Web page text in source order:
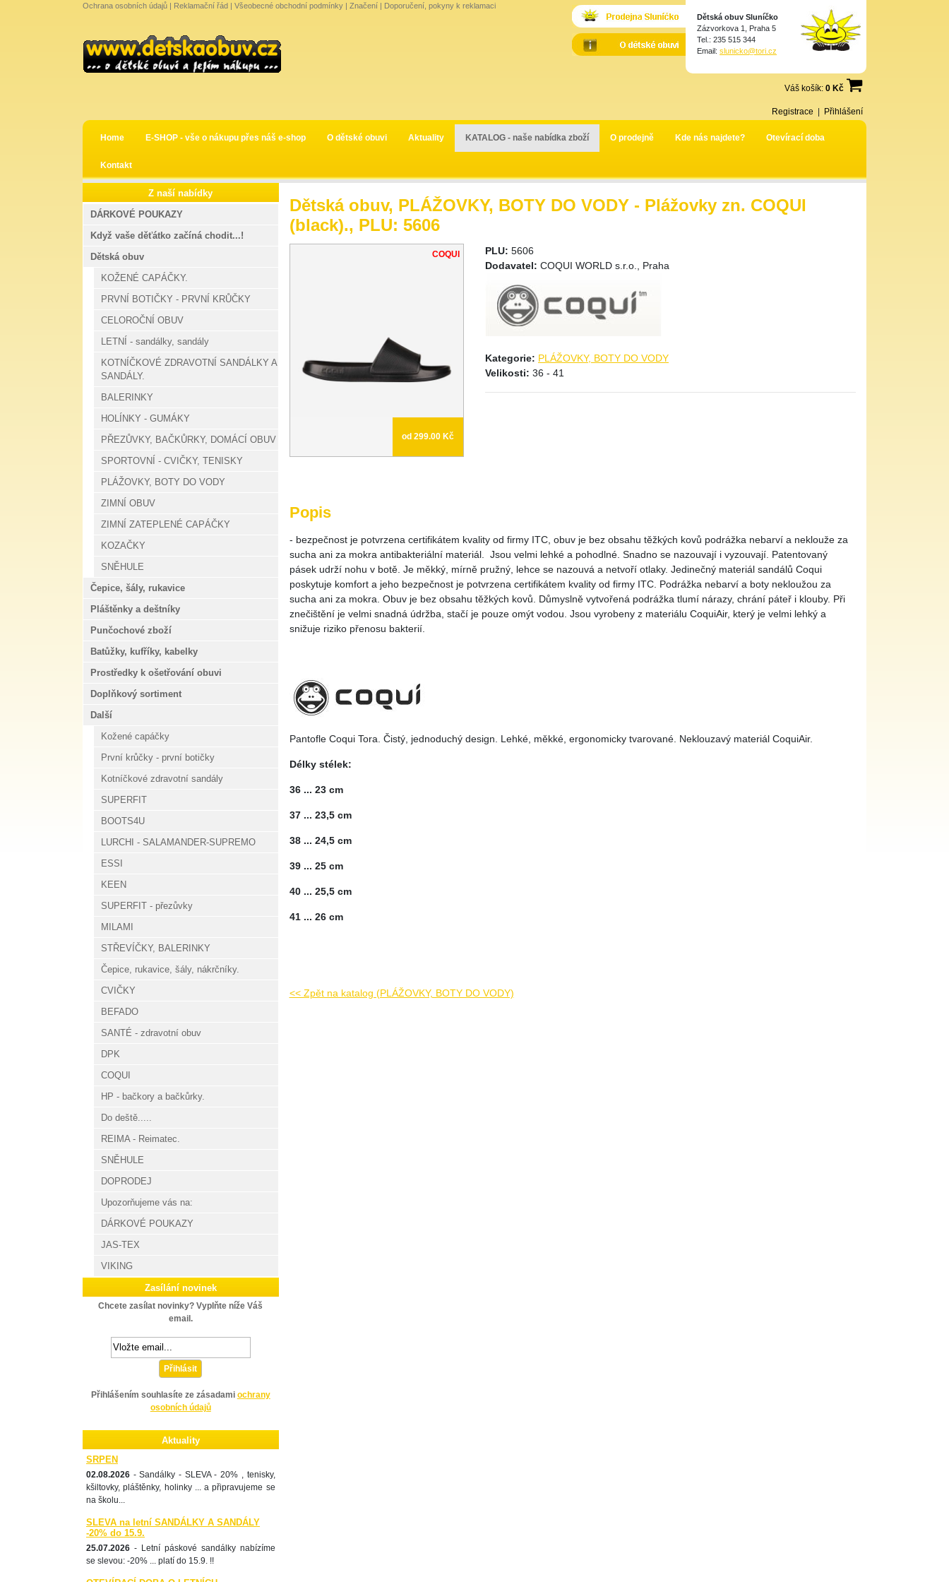
Ochrana osobních údajů | Reklamační řád | Všeobecné obchodní podmínky | Značení | Doporučení, pokyny k reklamaci
Dětská obuv Sluníčko
Zázvorkova 1, Praha 5
Tel.: 235 515 344
Email: slunicko@tori.cz
Váš košík: 0 Kč
Registrace Přihlášení
Home E-SHOP - vše o nákupu přes náš e-shop O dětské obuvi Aktuality KATALOG - naše nabídka zboží O prodejně Kde nás najdete? Otevírací doba
Kontakt
Dětská obuv, PLÁŽOVKY, BOTY DO VODY - Plážovky zn. COQUI
(black)., PLU: 5606
COQUI
od 299.00 Kč
PLU: 5606
Dodavatel: COQUI WORLD s.r.o., Praha
Kategorie: PLÁŽOVKY, BOTY DO VODY
Velikosti: 36 - 41
Popis
- bezpečnost je potvrzena certifikátem kvality od firmy ITC, obuv je bez obsahu těžkých kovů podrážka nebarví a neklouže za
sucha ani za mokra antibakteriální materiál. Jsou velmi lehké a pohodlné. Snadno se nazouvají i vyzouvají. Patentovaný
pásek udrží nohu v botě. Je měkký, mírně pružný, lehce se nazouvá a netvoří otlaky. Jedinečný materiál sandálů Coqui
poskytuje komfort a jeho bezpečnost je potvrzena certifikátem kvality od firmy ITC. Podrážka nebarví a boty nekloužou za
sucha ani za mokra. Obuv je bez obsahu těžkých kovů. Důmyslně vytvořená podrážka tlumí nárazy, chrání páteř i klouby. Při
znečištění je velmi snadná údržba, stačí je pouze omýt vodou. Jsou vyrobeny z materiálu CoquiAir, který je velmi lehký a
snižuje riziko přenosu bakterií.
Pantofle Coqui Tora. Čistý, jednoduchý design. Lehké, měkké, ergonomicky tvarované. Neklouzavý materiál CoquiAir.
Délky stélek:
36 ... 23 cm
37 ... 23,5 cm
38 ... 24,5 cm
39 ... 25 cm
40 ... 25,5 cm
41 ... 26 cm
<< Zpět na katalog (PLÁŽOVKY, BOTY DO VODY)
Z naší nabídky
DÁRKOVÉ POUKAZY
Když vaše děťátko začíná chodit...!
Dětská obuv
KOŽENÉ CAPÁČKY.
PRVNÍ BOTIČKY - PRVNÍ KRŮČKY
CELOROČNÍ OBUV
LETNÍ - sandálky, sandály
KOTNÍČKOVÉ ZDRAVOTNÍ SANDÁLKY A
SANDÁLY.
BALERINKY
HOLÍNKY - GUMÁKY
PŘEZŮVKY, BAČKŮRKY, DOMÁCÍ OBUV
SPORTOVNÍ - CVIČKY, TENISKY
PLÁŽOVKY, BOTY DO VODY
ZIMNÍ OBUV
ZIMNÍ ZATEPLENÉ CAPÁČKY
KOZAČKY
SNĚHULE
Čepice, šály, rukavice
Pláštěnky a deštníky
Punčochové zboží
Batůžky, kufříky, kabelky
Prostředky k ošetřování obuvi
Doplňkový sortiment
Další
Kožené capáčky
První krůčky - první botičky
Kotníčkové zdravotní sandály
SUPERFIT
BOOTS4U
LURCHI - SALAMANDER-SUPREMO
ESSI
KEEN
SUPERFIT - přezůvky
MILAMI
STŘEVÍČKY, BALERINKY
Čepice, rukavice, šály, nákrčníky.
CVIČKY
BEFADO
SANTÉ - zdravotní obuv
DPK
COQUI
HP - bačkory a bačkůrky.
Do deště.....
REIMA - Reimatec.
SNĚHULE
DOPRODEJ
Upozorňujeme vás na:
DÁRKOVÉ POUKAZY
JAS-TEX
VIKING
Zasílání novinek
Chcete zasílat novinky? Vyplňte níže Váš
email.
Přihlásit
Přihlášením souhlasíte ze zásadami ochrany
osobních údajů
Aktuality
SRPEN
02.08.2026 - Sandálky - SLEVA - 20% , tenisky,
kšiltovky, pláštěnky, holinky ... a připravujeme se
na školu...
SLEVA na letní SANDÁLKY A SANDÁLY
-20% do 15.9.
25.07.2026 - Letní páskové sandálky nabízíme
se slevou: -20% ... platí do 15.9. !!